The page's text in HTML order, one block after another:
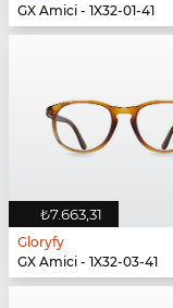
GX Amici - 1X32-01-41
₺7.663,31
Gloryfy
GX Amici - 1X32-03-41